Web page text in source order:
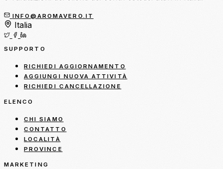
INFO@AROMAVERO.IT
Italia
SUPPORTO
RICHIEDI AGGIORNAMENTO
AGGIUNGI NUOVA ATTIVITÀ
RICHIEDI CANCELLAZIONE
ELENCO
CHI SIAMO
CONTATTO
LOCALITÀ
PROVINCE
MARKETING